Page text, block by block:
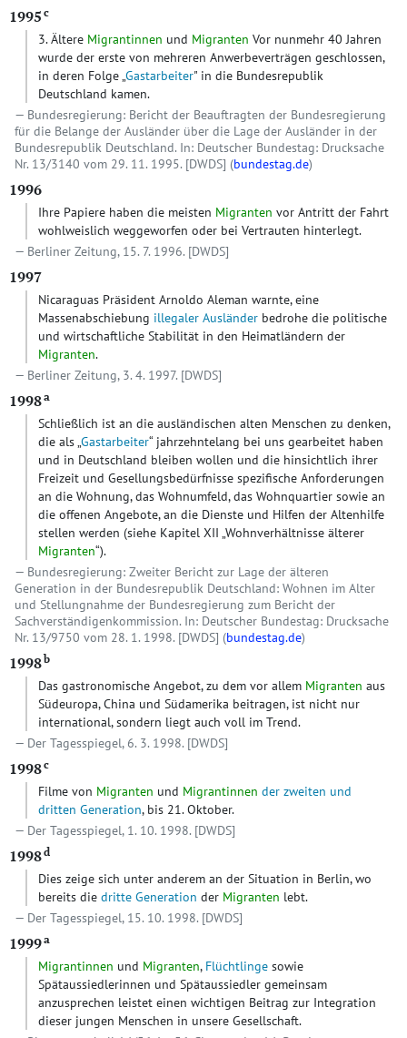
1995 c
3. Ältere Migrantinnen und Migranten Vor nunmehr 40 Jahren
wurde der erste von mehreren Anwerbeverträgen geschlossen,
in deren Folge „Gastarbeiter" in die Bundesrepublik
Deutschland kamen.
Bundesregierung: Bericht der Beauftragten der Bundesregierung
für die Belange der Ausländer über die Lage der Ausländer in der
Bundesrepublik Deutschland. In: Deutscher Bundestag: Drucksache
Nr. 13/3140 vom 29. 11. 1995. [DWDS] (bundestag.de)
1996
Ihre Papiere haben die meisten Migranten vor Antritt der Fahrt
wohlweislich weggeworfen oder bei Vertrauten hinterlegt.
Berliner Zeitung, 15. 7. 1996. [DWDS]
1997
Nicaraguas Präsident Arnoldo Aleman warnte, eine
Massenabschiebung illegaler Ausländer bedrohe die politische
und wirtschaftliche Stabilität in den Heimatländern der
Migranten.
Berliner Zeitung, 3. 4. 1997. [DWDS]
1998a
Schließlich ist an die ausländischen alten Menschen zu denken,
die als „Gastarbeiter“ jahrzehntelang bei uns gearbeitet haben
und in Deutschland bleiben wollen und die hinsichtlich ihrer
Freizeit und Gesellungsbedürfnisse spezifische Anforderungen
an die Wohnung, das Wohnumfeld, das Wohnquartier sowie an
die offenen Angebote, an die Dienste und Hilfen der Altenhilfe
stellen werden (siehe Kapitel XII „Wohnverhältnisse älterer
Migranten“).
Bundesregierung: Zweiter Bericht zur Lage der älteren
Generation in der Bundesrepublik Deutschland: Wohnen im Alter
und Stellungnahme der Bundesregierung zum Bericht der
Sachverständigenkommission. In: Deutscher Bundestag: Drucksache
Nr. 13/9750 vom 28. 1. 1998. [DWDS] (bundestag.de)
1998b
Das gastronomische Angebot, zu dem vor allem Migranten aus
Südeuropa, China und Südamerika beitragen, ist nicht nur
international, sondern liegt auch voll im Trend.
Der Tagesspiegel, 6. 3. 1998. [DWDS]
1998c
Filme von Migranten und Migrantinnen der zweiten und
dritten Generation, bis 21. Oktober.
Der Tagesspiegel, 1. 10. 1998. [DWDS]
1998d
Dies zeige sich unter anderem an der Situation in Berlin, wo
bereits die dritte Generation der Migranten lebt.
Der Tagesspiegel, 15. 10. 1998. [DWDS]
1999a
Migrantinnen und Migranten, Flüchtlinge sowie
Spätaussiedlerinnen und Spätaussiedler gemeinsam
anzusprechen leistet einen wichtigen Beitrag zur Integration
dieser jungen Menschen in unsere Gesellschaft.